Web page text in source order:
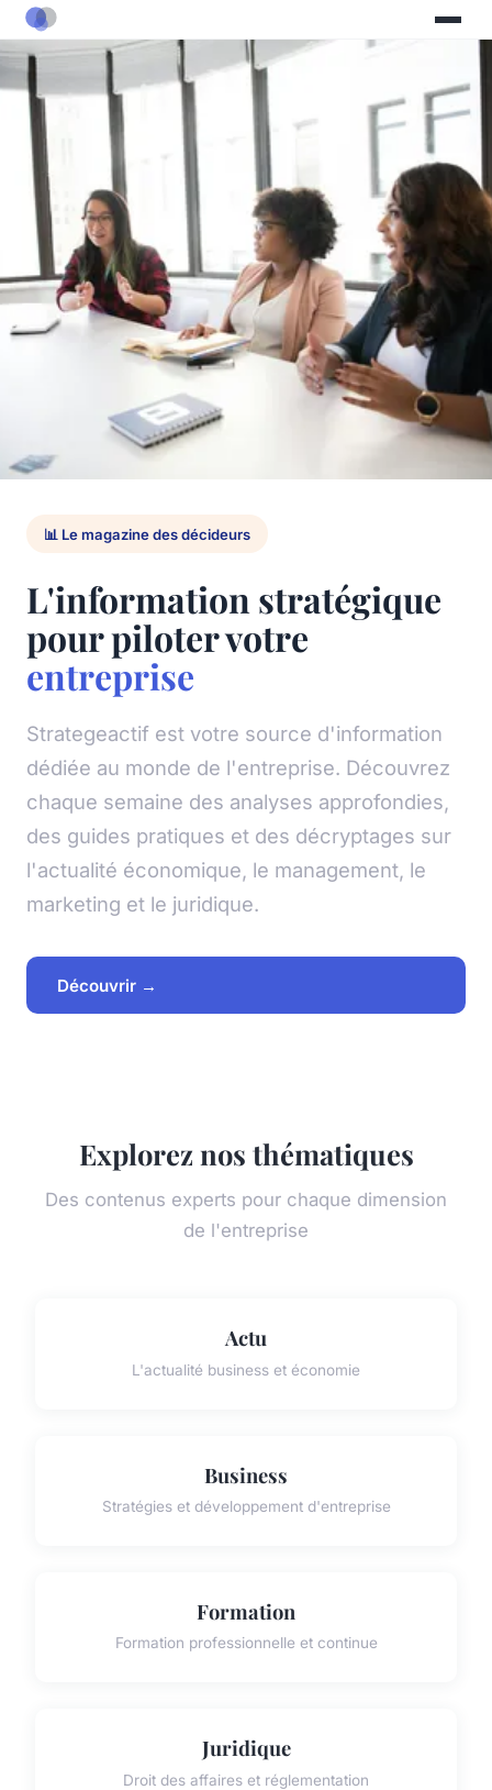
📊 Le magazine des décideurs
L'information stratégique
pour piloter votre
entreprise
Strategeactif est votre source d'information
dédiée au monde de l'entreprise. Découvrez
chaque semaine des analyses approfondies,
des guides pratiques et des décryptages sur
l'actualité économique, le management, le
marketing et le juridique.
Découvrir →
Explorez nos thématiques
Des contenus experts pour chaque dimension
de l'entreprise
Actu
L'actualité business et économie
Business
Stratégies et développement d'entreprise
Formation
Formation professionnelle et continue
Juridique
Droit des affaires et réglementation